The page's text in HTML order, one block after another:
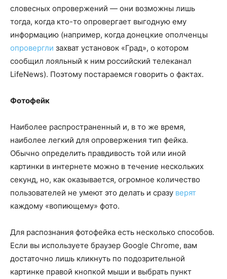
словесных опровержений — они возможны лишь
тогда, когда кто-то опровергает выгодную ему
информацию (например, когда донецкие ополченцы
опровергли захват установок «Град», о котором
сообщил лояльный к ним российский телеканал
LifeNews). Поэтому постараемся говорить о фактах.
Фотофейк
Наиболее распространенный и, в то же время,
наиболее легкий для опровержения тип фейка.
Обычно определить правдивость той или иной
картинки в интернете можно в течение нескольких
секунд, но, как оказывается, огромное количество
пользователей не умеют это делать и сразу верят
каждому «вопиющему» фото.
Для распознания фотофейка есть несколько способов.
Если вы используете браузер Google Chrome, вам
достаточно лишь кликнуть по подозрительной
картинке правой кнопкой мыши и выбрать пункт